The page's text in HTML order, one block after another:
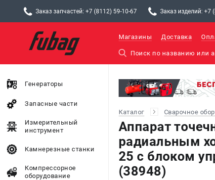
Заказ запчастей: +7 (8112) 59-10-67 Заказ изделий: +7
Магазины Доставка
Генераторы
Запасные части
Измерительный
инструмент
Камнерезные станки
Компрессорное
оборудование
Каталог Сварочное
Аппарат
радиальным
25 с блоком
(38948)